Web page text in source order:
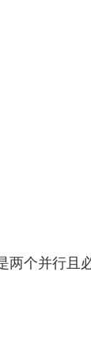
两个并行且